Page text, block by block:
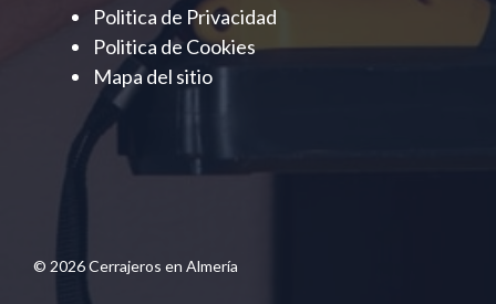
Politica de Privacidad
Politica de Cookies
Mapa del sitio
© 2026 Cerrajeros en Almería